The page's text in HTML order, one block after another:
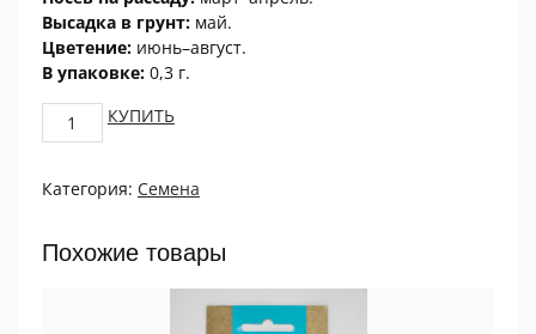
Высадка в грунт: май.
Цветение: июнь–август.
В упаковке: 0,3 г.
Цинния
изящная
Энви
ПРОЦВЕТОК
quantity
КУПИТЬ
Категория: Семена
Похожие товары